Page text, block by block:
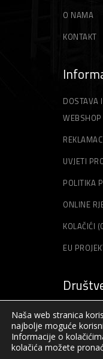
O NAMA
KONTAKT
DOSTAVA
WEBSHOP
UVJETI
POLITIKA
ONLINE
KOLAČIĆI
EU
Naša web stranica
najbolje moguće
Informacije o
kolačića možete